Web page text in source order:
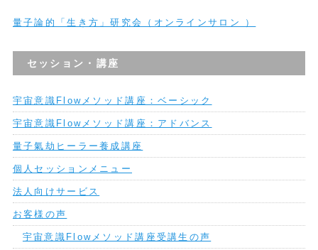
量子論的「生き方」研究会（オンラインサロン ）
セッション・講座
宇宙意識Flowメソッド講座：ベーシック
宇宙意識Flowメソッド講座：アドバンス
量子氣劫ヒーラー養成講座
個人セッションメニュー
法人向けサービス
お客様の声
宇宙意識Flowメソッド講座受講生の声